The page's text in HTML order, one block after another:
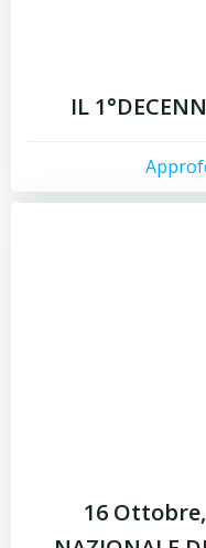
IL
16